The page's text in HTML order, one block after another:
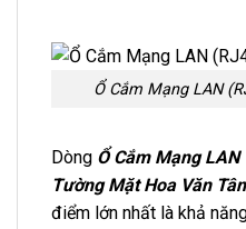
Ổ Cắm Mạng LAN
Dòng Ổ Cắm Mạng LAN
Tường Mặt Hoa Văn
điểm lớn nhất là khả